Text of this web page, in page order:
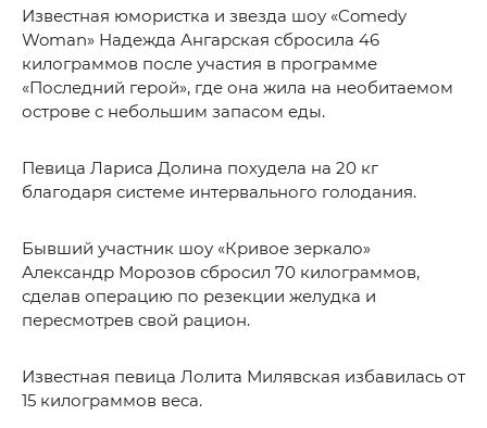
Известная юмористка и звезда шоу «Comedy
Woman» Надежда Ангарская сбросила 46
килограммов после участия в программе
«Последний герой», где она жила на необитаемом
острове с небольшим запасом еды.
Певица Лариса Долина похудела на 20 кг
благодаря системе интервального голодания.
Бывший участник шоу «Кривое зеркало»
Александр Морозов сбросил 70 килограммов,
сделав операцию по резекции желудка и
пересмотрев свой рацион.
Известная певица Лолита Милявская избавилась от
15 килограммов веса.